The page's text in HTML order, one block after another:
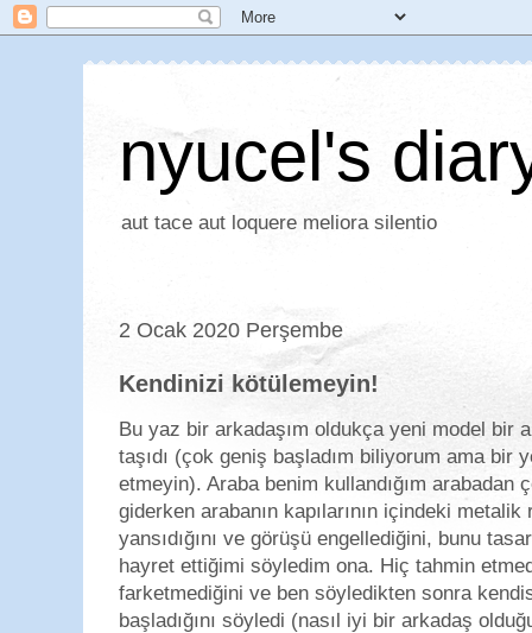
nyucel's
aut tace aut loquere meliora silentio
2 Ocak 2020 Perşembe
Kendinizi kötülemeyin!
Bu yaz bir arkadaşım oldukça yeni model bir
taşıdı (çok geniş başladım biliyorum ama bir
etmeyin). Araba benim kullandığım
giderken arabanın kapılarının içindeki
yansıdığını ve görüşü engellediğini, bunu
hayret ettiğimi söyledim ona. Hiç tahmin
farketmediğini ve ben söyledikten sonra
başladığını söyledi (nasıl iyi bir arkadaş